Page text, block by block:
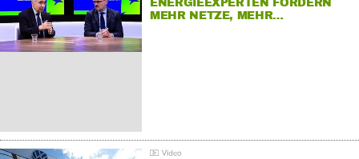
ENERGIEEXPERTEN FORDERN
MEHR NETZE, MEHR…